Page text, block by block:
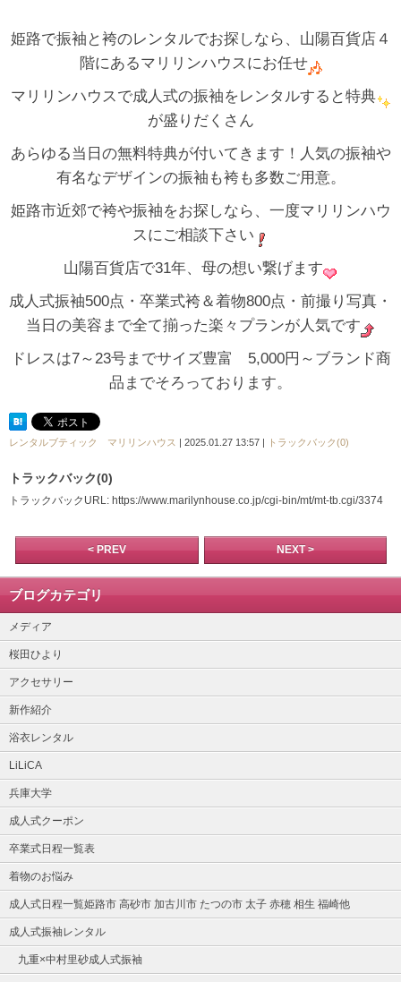
姫路で振袖と袴のレンタルでお探しなら、山陽百貨店４
階にあるマリリンハウスにお任せ
マリリンハウスで成人式の振袖をレンタルすると特典
が盛りだくさん
あらゆる当日の無料特典が付いてきます！人気の振袖や
有名なデザインの振袖も袴も多数ご用意。
姫路市近郊で袴や振袖をお探しなら、一度マリリンハウ
スにご相談下さい
山陽百貨店で31年、母の想い繋げます
成人式振袖500点・卒業式袴＆着物800点・前撮り写真・
当日の美容まで全て揃った楽々プランが人気です
ドレスは7～23号までサイズ豊富 5,000円～ブランド商
品までそろっております。
レンタルブティック マリリンハウス | 2025.01.27 13:57 | トラックバック(0)
トラックバック(0)
トラックバックURL: https://www.marilynhouse.co.jp/cgi-bin/mt/mt-tb.cgi/3374
< PREV NEXT >
ブログカテゴリ
メディア
桜田ひより
アクセサリー
新作紹介
浴衣レンタル
LiLiCA
兵庫大学
成人式クーポン
卒業式日程一覧表
着物のお悩み
成人式日程一覧姫路市 高砂市 加古川市 たつの市 太子 赤穂 相生 福崎他
成人式振袖レンタル
九重×中村里砂成人式振袖